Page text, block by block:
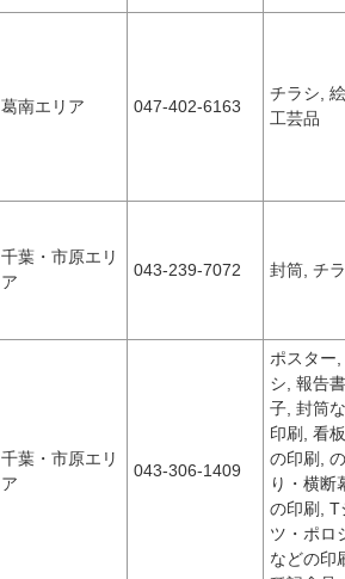
葛南エリア 047-402-6163
チラシ,
工芸品
千葉・市原エリ
ア
043-239-7072 封筒, チ
千葉・市原エリ
ア
043-306-1409
ポスター
シ, 報告
子, 封筒
印刷, 看
の印刷,
り・横断
の印刷, T
ツ・ポロ
などの印